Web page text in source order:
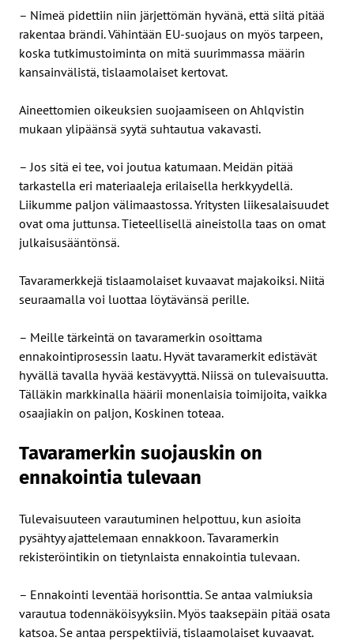
– Nimeä pidettiin niin järjettömän hyvänä, että siitä pitää
rakentaa brändi. Vähintään EU-suojaus on myös tarpeen,
koska tutkimustoiminta on mitä suurimmassa määrin
kansainvälistä, tislaamolaiset kertovat.
Aineettomien oikeuksien suojaamiseen on Ahlqvistin
mukaan ylipäänsä syytä suhtautua vakavasti.
– Jos sitä ei tee, voi joutua katumaan. Meidän pitää
tarkastella eri materiaaleja erilaisella herkkyydellä.
Liikumme paljon välimaastossa. Yritysten liikesalaisuudet
ovat oma juttunsa. Tieteellisellä aineistolla taas on omat
julkaisusääntönsä.
Tavaramerkkejä tislaamolaiset kuvaavat majakoiksi. Niitä
seuraamalla voi luottaa löytävänsä perille.
– Meille tärkeintä on tavaramerkin osoittama
ennakointiprosessin laatu. Hyvät tavaramerkit edistävät
hyvällä tavalla hyvää kestävyyttä. Niissä on tulevaisuutta.
Tälläkin markkinalla häärii monenlaisia toimijoita, vaikka
osaajiakin on paljon, Koskinen toteaa.
Tavaramerkin suojauskin on
ennakointia tulevaan
Tulevaisuuteen varautuminen helpottuu, kun asioita
pysähtyy ajattelemaan ennakkoon. Tavaramerkin
rekisteröintikin on tietynlaista ennakointia tulevaan.
– Ennakointi leventää horisonttia. Se antaa valmiuksia
varautua todennäköisyyksiin. Myös taaksepäin pitää osata
katsoa. Se antaa perspektiiviä, tislaamolaiset kuvaavat.